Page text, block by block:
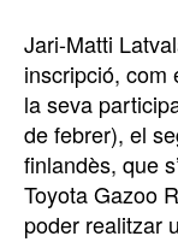
Jari-Matti
inscripció, com
la seva
de febrer), el
finlandès, que
Toyota Gazoo
poder realitzar